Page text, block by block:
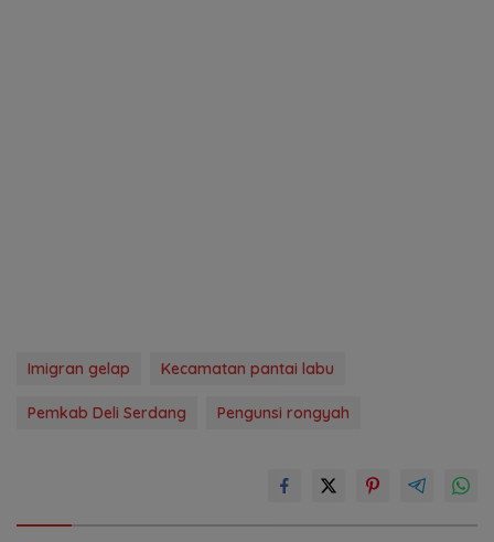
Imigran gelap Kecamatan pantai labu
Pemkab Deli Serdang Pengunsi rongyah